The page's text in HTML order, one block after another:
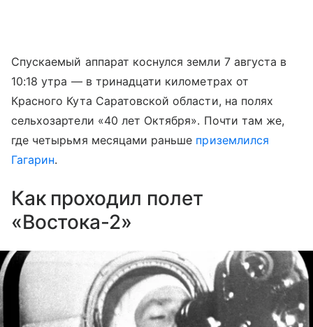
Спускаемый аппарат коснулся земли 7 августа в
10:18 утра — в тринадцати километрах от
Красного Кута Саратовской области, на полях
сельхозартели «40 лет Октября». Почти там же,
где четырьмя месяцами раньше приземлился
Гагарин.
Как проходил полет
«Востока-2»